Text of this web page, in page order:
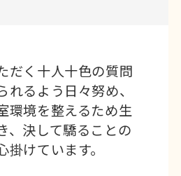
問合せください。
知らせ
ただきありがとうござ
下のとおり
だく十人十色の質問
れるよう日々努め、
環境を整えるため生
、決して驕ることの
けています。